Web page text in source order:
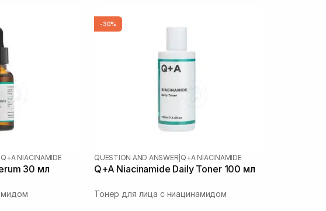
Q+A NIACINAMIDE
30 мл
-30%
QUESTION AND ANSWER Q+A NIACINAMIDE
Q+A Niacinamide Daily Toner 100 мл
Тонер для лица с ниацинамидом